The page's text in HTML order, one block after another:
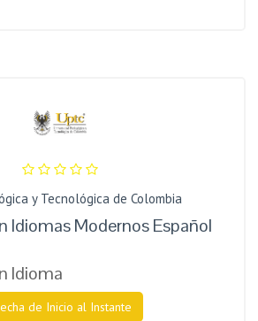
y Tecnológica de Colombia
Idiomas Modernos Español
Idioma
de Inicio al Instante